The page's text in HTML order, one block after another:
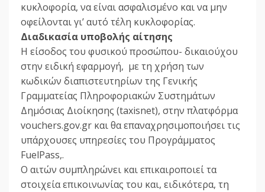
κυκλοφορία, να είναι ασφαλισμένο και να μην
οφείλονται γι’ αυτό τέλη κυκλοφορίας.
Διαδικασία υποβολής αίτησης
Η είσοδος του φυσικού προσώπου- δικαιούχου
στην ειδική εφαρμογή, με τη χρήση των
κωδικών διαπιστευτηρίων της Γενικής
Γραμματείας Πληροφοριακών Συστημάτων
Δημόσιας Διοίκησης (taxisnet), στην πλατφόρμα
vouchers.gov.gr και θα επαναχρησιμοποιήσει τις
υπάρχουσες υπηρεσίες του Προγράμματος
FuelPass,.
Ο αιτών συμπληρώνει και επικαιροποιεί τα
στοιχεία επικοινωνίας του και, ειδικότερα, τη